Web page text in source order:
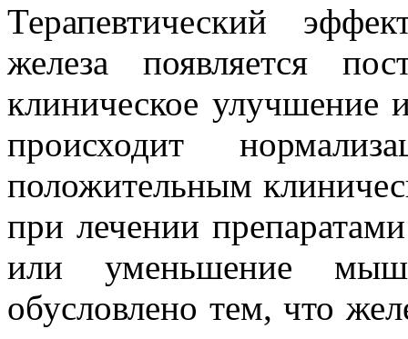
Терапевтический
железа появляется
клиническое улучшение
происходит
положительным
при лечении
или уменьшение
обусловлено тем, что